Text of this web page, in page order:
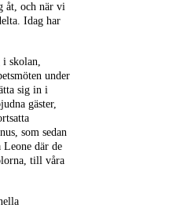
åt, och när vi
Idag har
i skolan,
under
sig in i
gäster,
som sedan
där de
till våra